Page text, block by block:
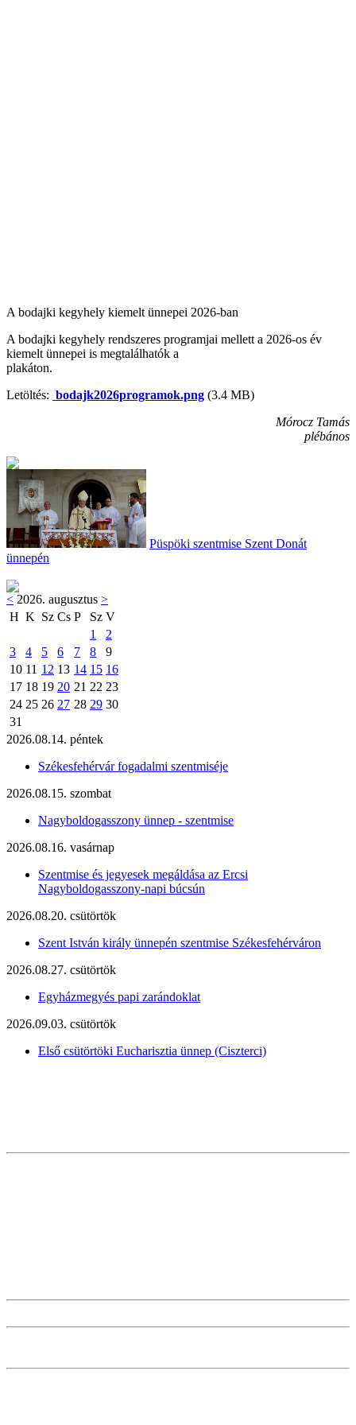
A bodajki kegyhely kiemelt ünnepei 2026-ban
A bodajki kegyhely rendszeres programjai mellett a 2026-os év
kiemelt ünnepei is megtalálhatók a
plakáton.
Letöltés: bodajk2026programok.png (3.4 MB)
Mórocz Tamás
plébános
Püspöki szentmise Szent Donát
ünnepén
< 2026. augusztus >
H K Sz Cs P Sz V
1
2
3
4 5 6 7 8
9
10 11 12 13 14 15 16
17 18 19 20 21 22 23
24 25 26 27 28 29 30
31
2026.08.14. péntek
Székesfehérvár fogadalmi szentmiséje
2026.08.15. szombat
Nagyboldogasszony ünnep - szentmise
2026.08.16. vasárnap
Szentmise és jegyesek megáldása az Ercsi
Nagyboldogasszony-napi búcsún
2026.08.20. csütörtök
Szent István király ünnepén szentmise Székesfehérváron
2026.08.27. csütörtök
Egyházmegyés papi zarándoklat
2026.09.03. csütörtök
Első csütörtöki Eucharisztia ünnep (Ciszterci)